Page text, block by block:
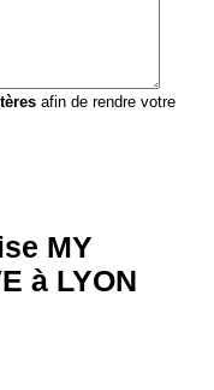
afin de rendre votre
MY
à LYON